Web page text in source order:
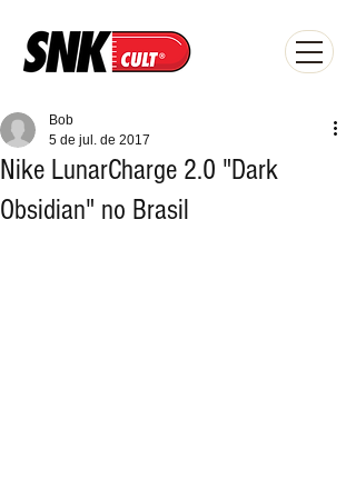
Nike LunarCharge 2.0 "Dark
Obsidian" no Brasil
Bob
5 de jul. de 2017